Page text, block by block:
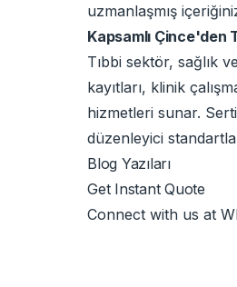
uzmanlaşmış
Kapsamlı Çince'den
Tıbbi sektör, sağlık
kayıtları, klinik
hizmetleri sunar.
düzenleyici
Blog Yazıları
Get Instant Quote
Connect with us at